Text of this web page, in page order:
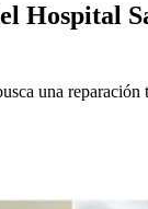
Hospital
una